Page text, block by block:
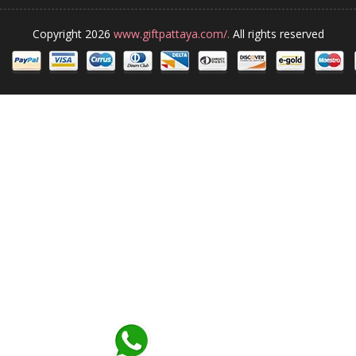
Copyright 2026 www.giftpattaya.com/. All rights reserved